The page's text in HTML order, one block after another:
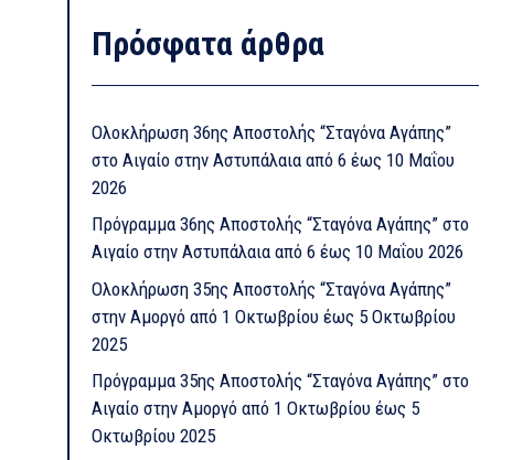
Πρόσφατα άρθρα
Ολοκλήρωση 36ης Αποστολής “Σταγόνα Αγάπης”
στο Αιγαίο στην Αστυπάλαια από 6 έως 10 Μαΐου
2026
Πρόγραμμα 36ης Αποστολής “Σταγόνα Αγάπης” στο
Αιγαίο στην Αστυπάλαια από 6 έως 10 Μαΐου 2026
Ολοκλήρωση 35ης Αποστολής “Σταγόνα Αγάπης”
στην Αμοργό από 1 Οκτωβρίου έως 5 Οκτωβρίου
2025
Πρόγραμμα 35ης Αποστολής “Σταγόνα Αγάπης” στο
Αιγαίο στην Αμοργό από 1 Οκτωβρίου έως 5
Οκτωβρίου 2025